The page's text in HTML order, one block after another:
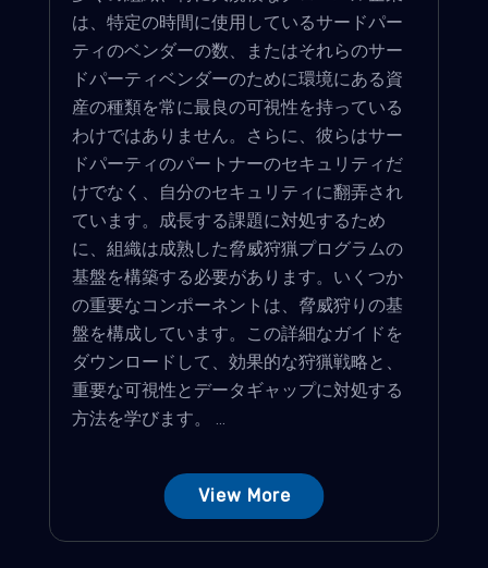
は、特定の時間に使用しているサードパー
ティのベンダーの数、またはそれらのサー
ドパーティベンダーのために環境にある資
産の種類を常に最良の可視性を持っている
わけではありません。さらに、彼らはサー
ドパーティのパートナーのセキュリティだ
けでなく、自分のセキュリティに翻弄され
ています。成長する課題に対処するため
に、組織は成熟した脅威狩猟プログラムの
基盤を構築する必要があります。いくつか
の重要なコンポーネントは、脅威狩りの基
盤を構成しています。この詳細なガイドを
ダウンロードして、効果的な狩猟戦略と、
重要な可視性とデータギャップに対処する
方法を学びます。 ...
View More